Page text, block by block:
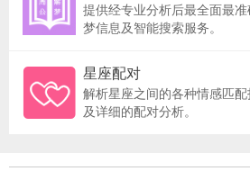
提供经专业分析后最全面最
梦信息及智能搜索服务。
星座配对
解析星座之间的各种情感匹配
及详细的配对分析。